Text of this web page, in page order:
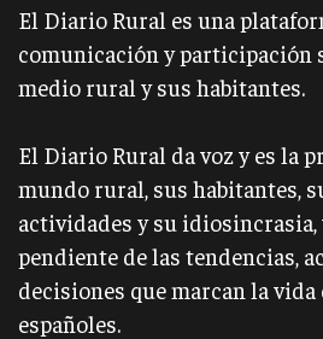
El Diario Rural es una
comunicación y participación
medio rural y sus habitantes.
El Diario Rural da voz y es la
mundo rural, sus habitantes,
actividades y su idiosincrasia,
pendiente de las tendencias,
decisiones que marcan la vida
españoles.